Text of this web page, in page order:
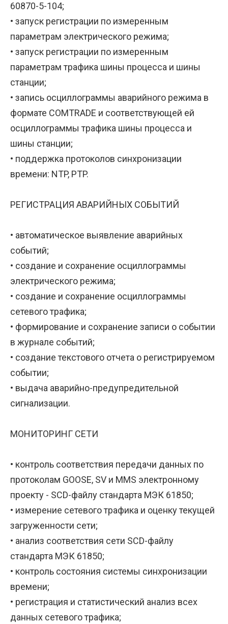
60870-5-104;
• запуск регистрации по измеренным
параметрам электрического режима;
• запуск регистрации по измеренным
параметрам трафика шины процесса и шины
станции;
• запись осциллограммы аварийного режима в
формате COMTRADE и соответствующей ей
осциллограммы трафика шины процесса и
шины станции;
• поддержка протоколов синхронизации
времени: NTP, PTP.
РЕГИСТРАЦИЯ АВАРИЙНЫХ СОБЫТИЙ
• автоматическое выявление аварийных
событий;
• создание и сохранение осциллограммы
электрического режима;
• создание и сохранение осциллограммы
сетевого трафика;
• формирование и сохранение записи о событии
в журнале событий;
• создание текстового отчета о регистрируемом
событии;
• выдача аварийно-предупредительной
сигнализации.
МОНИТОРИНГ СЕТИ
• контроль соответствия передачи данных по
протоколам GOOSE, SV и MMS электронному
проекту - SCD-файлу стандарта МЭК 61850;
• измерение сетевого трафика и оценку текущей
загруженности сети;
• анализ соответствия сети SCD-файлу
стандарта МЭК 61850;
• контроль состояния системы синхронизации
времени;
• регистрация и статистический анализ всех
данных сетевого трафика;